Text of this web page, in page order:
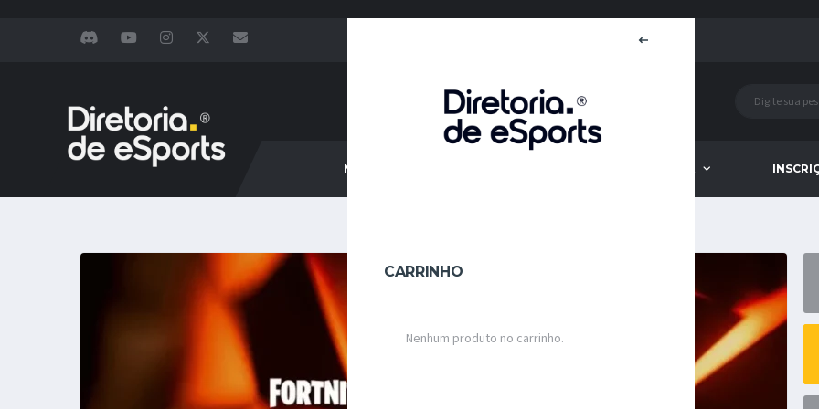
NOTÍCIAS
CARRINHO
Nenhum produto no carrinho.